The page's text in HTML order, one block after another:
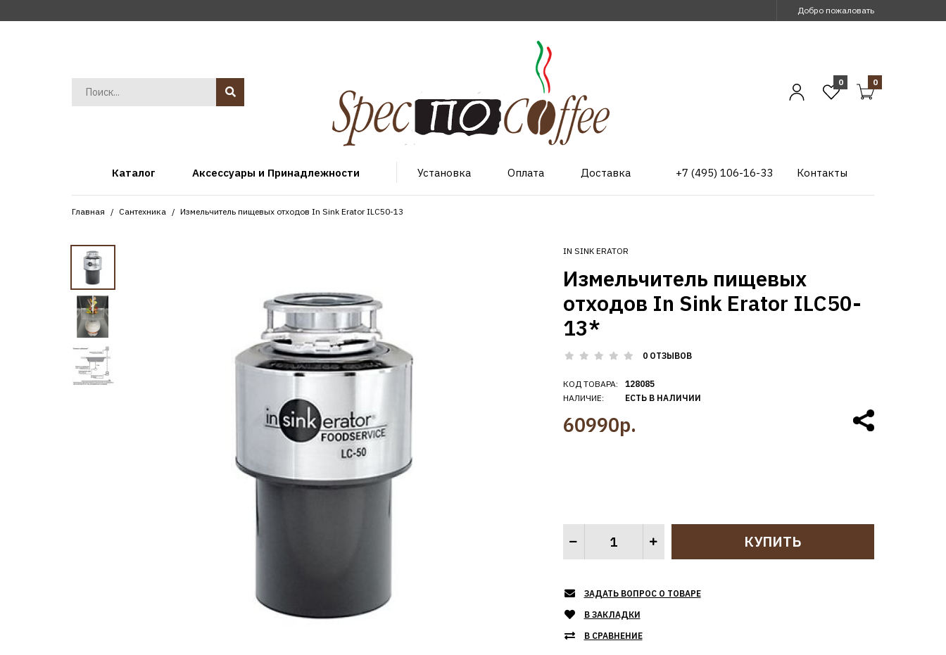
Добро пожаловать
0 0
Каталог Аксессуары и Принадлежности Установка Оплата Доставка +7 (495) 106-16-33 Контакты
Главная Сантехника Измельчитель пищевых отходов In Sink Erator ILC50-13
IN SINK ERATOR
Измельчитель пищевых
отходов In Sink Erator ILC50-
13*
0 ОТЗЫВОВ
КОД ТОВАРА:
НАЛИЧИЕ:
128085
ЕСТЬ В НАЛИЧИИ
60990р.
ЗАДАТЬ ВОПРОС О ТОВАРЕ
В ЗАКЛАДКИ
В СРАВНЕНИЕ